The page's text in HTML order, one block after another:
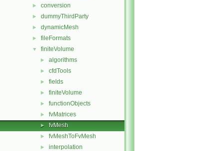
► conversion
► dummyThirdParty
► dynamicMesh
► fileFormats
▼ finiteVolume
► algorithms
► cfdTools
► fields
► finiteVolume
► functionObjects
► fvMatrices
► fvMesh
► fvMeshToFvMesh
► interpolation